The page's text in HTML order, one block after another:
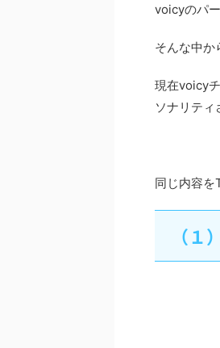
voicyのパ
そんな中か
現在voicy
ソナリティ
同じ内容
（